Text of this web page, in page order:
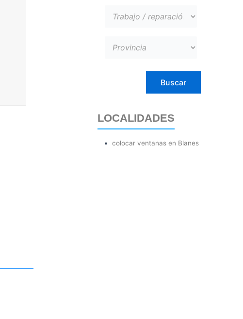
LOCALIDADES
colocar ventanas en Blanes